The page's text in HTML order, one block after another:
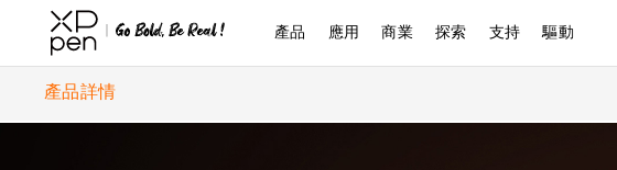
產品 應用 商業 探索 支持 驅動
產品詳情